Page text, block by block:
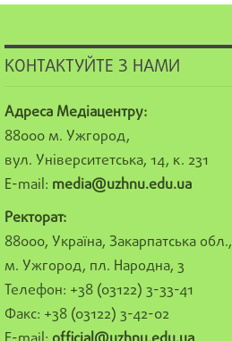
КОНТАКТУЙТЕ З НАМИ
Адреса Медіацентру:
88000 м. Ужгород,
вул. Університетська, 14, к. 231
E-mail: media@uzhnu.edu.ua
Ректорат:
88000, Україна, Закарпатська обл.,
м. Ужгород, пл. Народна, 3
Телефон: +38 (03122) 3-33-41
Факс: +38 (03122) 3-42-02